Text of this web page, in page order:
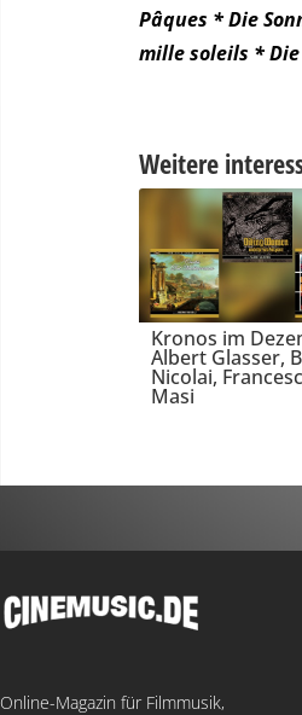
Pâques * Die
mille soleils *
Weitere
Kronos im
Albert Glasser,
Nicolai,
Masi
Online-Magazin für Filmmusik,